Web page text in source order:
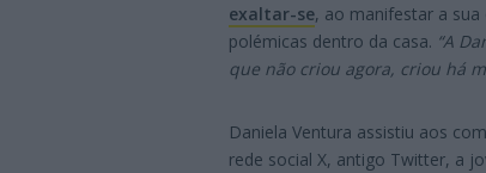
exaltar-se, ao manifestar a
polémicas dentro da casa. “A
que não criou agora, criou há
Daniela Ventura assistiu aos
rede social X, antigo Twitter, a